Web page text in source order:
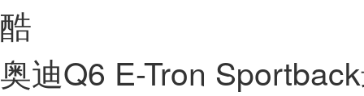
酷
奥迪Q6 E-Tron